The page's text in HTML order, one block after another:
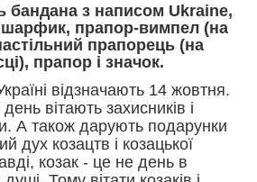
бандана з написом Ukraine,
прапор-вимпел (на
прапорець (на
прапор і значок.
відзначають 14 жовтня.
вітають захисників і
А також дарують подарунки
дух козацтв і козацької
козак - це не день в